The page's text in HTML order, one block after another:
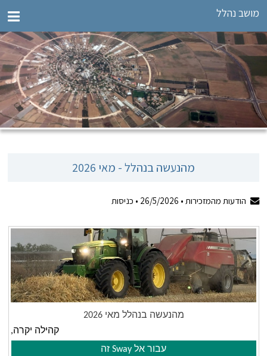
מושב נהלל
מהנעשה בנהלל - מאי 2026
הודעות מהמזכירות • 26/5/2026
• כניסות
מהנעשה בנהלל מאי 2026
קהילה יקרה,
עבור אל Sway זה